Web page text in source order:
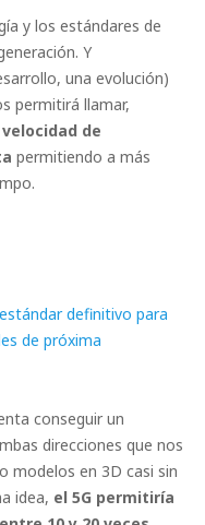
y los estándares de
Y
una evolución)
permitirá llamar,
de
permitiendo a más
definitivo para
de próxima
conseguir un
direcciones que nos
modelos en 3D casi sin
idea, el 5G permitiría